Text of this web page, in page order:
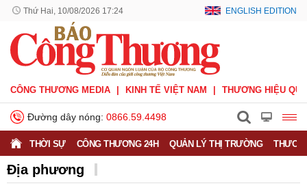
Thứ Hai, 10/08/2026 17:24 ENGLISH EDITION
CÔNG THƯƠNG MEDIA KINH TẾ VIỆT NAM THƯƠNG HIỆU
Đường dây nóng: 0866.59.4498
THỜI SỰ CÔNG THƯƠNG 24H QUẢN LÝ THỊ TRƯỜNG
Địa phương